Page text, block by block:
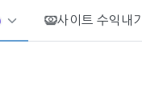
사이트 수익내기